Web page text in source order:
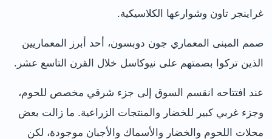
غراينجر تاون وشوارعها الكلاسيكية.
صمم المبنى المعماري جون دوبسون، أحد أبرز المعماريين
الذين تركوا بصمتهم على نيوكاسل خلال القرن التاسع عشر.
عند افتتاحه انقسم السوق إلى جزء شرقي مخصص للحوم،
وجزء غربي كبير للخضار والمنتجات الزراعية. ما زالت بعض
محلات اللحوم والخضار والأسماك والأجبان موجودة، لكن